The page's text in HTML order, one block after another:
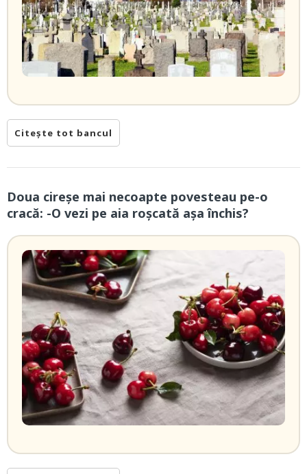
Citește tot bancul
Doua cireșe mai necoapte povesteau pe-o
cracă: -O vezi pe aia roșcată așa închis?